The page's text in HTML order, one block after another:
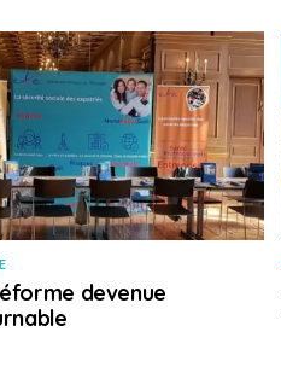
devenue